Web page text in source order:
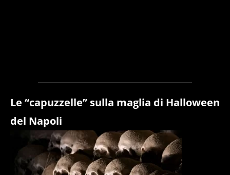
Le “capuzzelle” sulla maglia di Halloween
del Napoli